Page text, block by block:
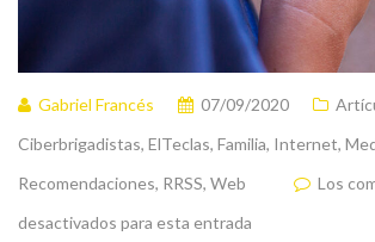
Gabriel Francés 07/09/2020
Ciberbrigadistas, ElTeclas, Familia, Internet,
Recomendaciones, RRSS, Web
Los
desactivados para esta entrada